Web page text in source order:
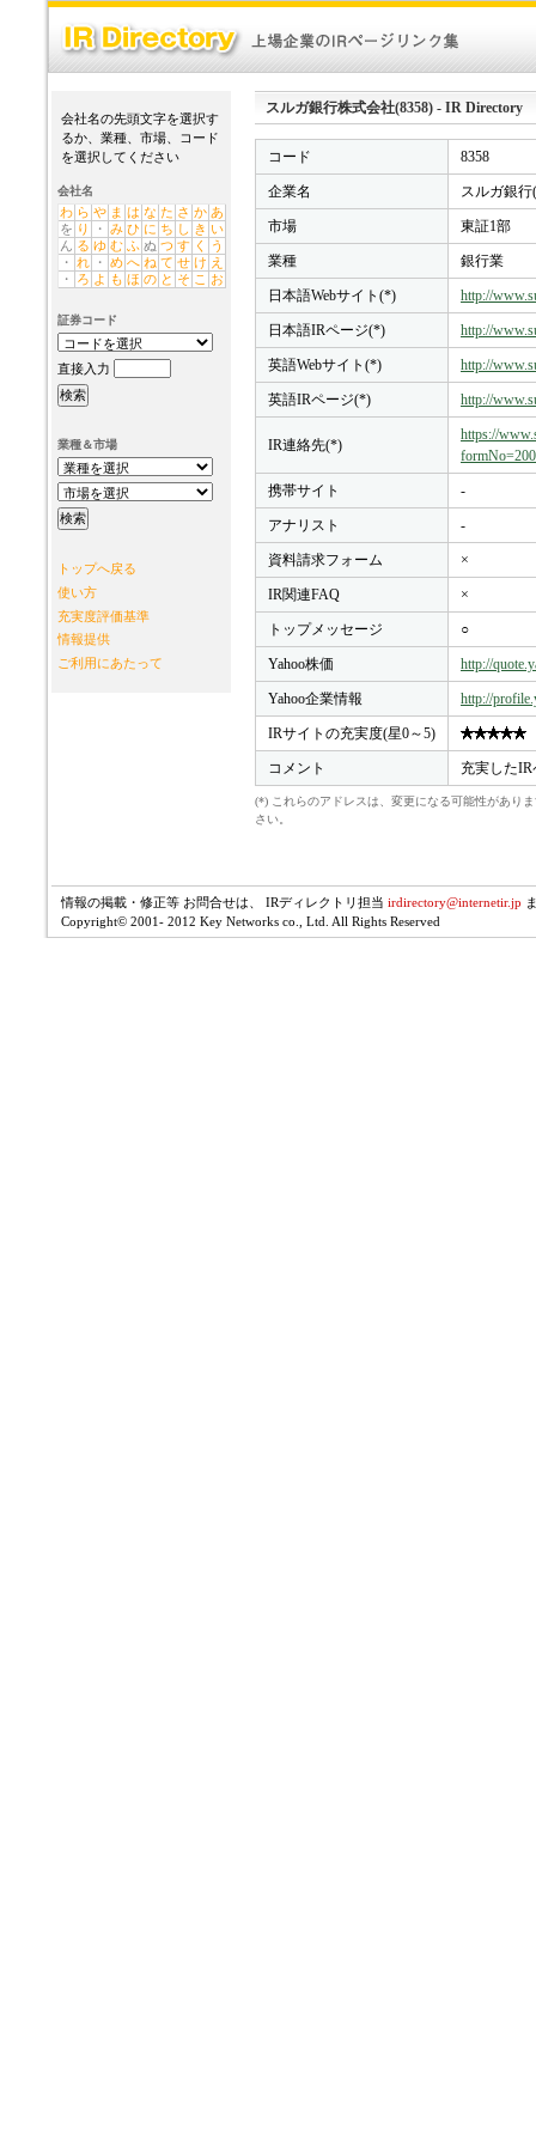
会社名の先頭文字を選択す
るか、業種、市場、コード
を選択してください
会社名
わ ら や ま は な た さ か あ
を り ・ み ひ に ち し き い
ん る ゆ む ふ ぬ つ す く
う
・ れ ・ め へ ね て せ け え
・
ろ よ も ほ の と そ こ お
証券コード
直接入力
業種＆市場
トップへ戻る
使い方
充実度評価基準
情報提供
ご利用にあたって
スルガ銀行株式会社(8358) - IR Directory
コード 8358
企業名 スルガ銀行
市場 東証1部
業種 銀行業
日本語Webサイト(*) http://
日本語IRページ(*) http://
英語Webサイト(*) http://
英語IRページ(*) http://
IR連絡先(*)
https://
携帯サイト -
アナリスト -
資料請求フォーム ×
IR関連FAQ ×
トップメッセージ ○
Yahoo株価 http://
Yahoo企業情報 http://
IRサイトの充実度(星0～5)
コメント 充実した
(*) これらのアドレスは、変更になる可能性があり
さい。
情報の掲載・修正等 お問合せは、 IRディレクトリ担当 irdirectory@internetir.jp
Copyright© 2001- 2012 Key Networks co., Ltd. All Rights Reserved